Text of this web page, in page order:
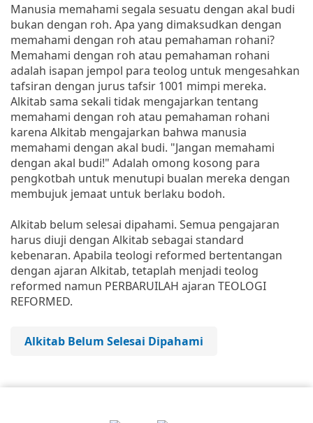
Manusia memahami segala sesuatu dengan akal budi
bukan dengan roh. Apa yang dimaksudkan dengan
memahami dengan roh atau pemahaman rohani?
Memahami dengan roh atau pemahaman rohani
adalah isapan jempol para teolog untuk mengesahkan
tafsiran dengan jurus tafsir 1001 mimpi mereka.
Alkitab sama sekali tidak mengajarkan tentang
memahami dengan roh atau pemahaman rohani
karena Alkitab mengajarkan bahwa manusia
memahami dengan akal budi. "Jangan memahami
dengan akal budi!" Adalah omong kosong para
pengkotbah untuk menutupi bualan mereka dengan
membujuk jemaat untuk berlaku bodoh.
Alkitab belum selesai dipahami. Semua pengajaran
harus diuji dengan Alkitab sebagai standard
kebenaran. Apabila teologi reformed bertentangan
dengan ajaran Alkitab, tetaplah menjadi teolog
reformed namun PERBARUILAH ajaran TEOLOGI
REFORMED.
Alkitab Belum Selesai Dipahami